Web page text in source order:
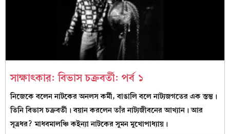
সাক্ষাৎকার: বিভাস চক্রবর্তী: পর্ব ১
নিজেকে বলেন নাটকের অনলস কর্মী, বাঙালি বলে নাট্যজগতের এক স্তম্ভ।
তিনি বিভাস চক্রবর্তী। বয়ান করলেন তাঁর নাট্যজীবনের আখ্যান। আর
সূত্রধর? মাধবমালঞ্চি কইন্যা নাটকের সুমন মুখোপাধ্যায়।